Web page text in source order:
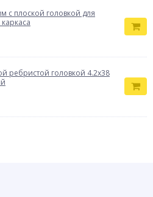
с плоской головкой для
ребристой головкой 4.2х38